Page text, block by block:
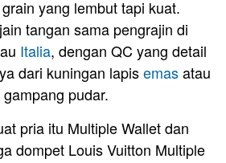
yang lembut tapi kuat.
tangan sama pengrajin di
Italia, dengan QC yang detail
dari kuningan lapisemasatau
pudar.
pria itu Multiple Wallet dan
dompet Louis Vuitton Multiple